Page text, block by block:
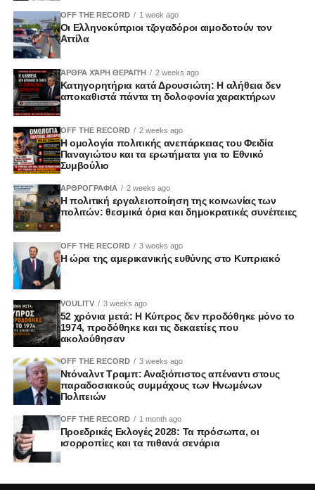
OFF THE RECORD 1 week ago
Οι Ελληνοκύπριοι τζογαδόροι αιμοδοτούν τον
Αττίλα
ΆΡΘΡΑ ΧΆΡΗ ΘΕΡΑΠΉ 2 weeks ago
Κατηγορητήρια κατά Δρουσιώτη: Η αλήθεια δεν
αποκαθιστά πάντα τη δολοφονία χαρακτήρων
OFF THE RECORD 2 weeks ago
Η ομολογία πολιτικής ανεπάρκειας του Φειδία
Παναγιώτου και τα ερωτήματα για το Εθνικό
Συμβούλιο
ΑΡΘΡΟΓΡΑΦΙΑ 2 weeks ago
Η πολιτική εργαλειοποίηση της κοινωνίας των
πολιτών: θεσμικά όρια και δημοκρατικές συνέπειες
OFF THE RECORD 3 weeks ago
Η ώρα της αμερικανικής ευθύνης στο Κυπριακό
VOULITV 3 weeks ago
52 χρόνια μετά: Η Κύπρος δεν προδόθηκε μόνο το
1974, προδόθηκε και τις δεκαετίες που
ακολούθησαν
OFF THE RECORD 3 weeks ago
Ντόναλντ Τραμπ: Αναξιόπιστος απέναντι στους
παραδοσιακούς συμμάχους των Ηνωμένων
Πολιτειών
OFF THE RECORD 1 month ago
Προεδρικές Εκλογές 2028: Τα πρόσωπα, οι
ισορροπίες και τα πιθανά σενάρια